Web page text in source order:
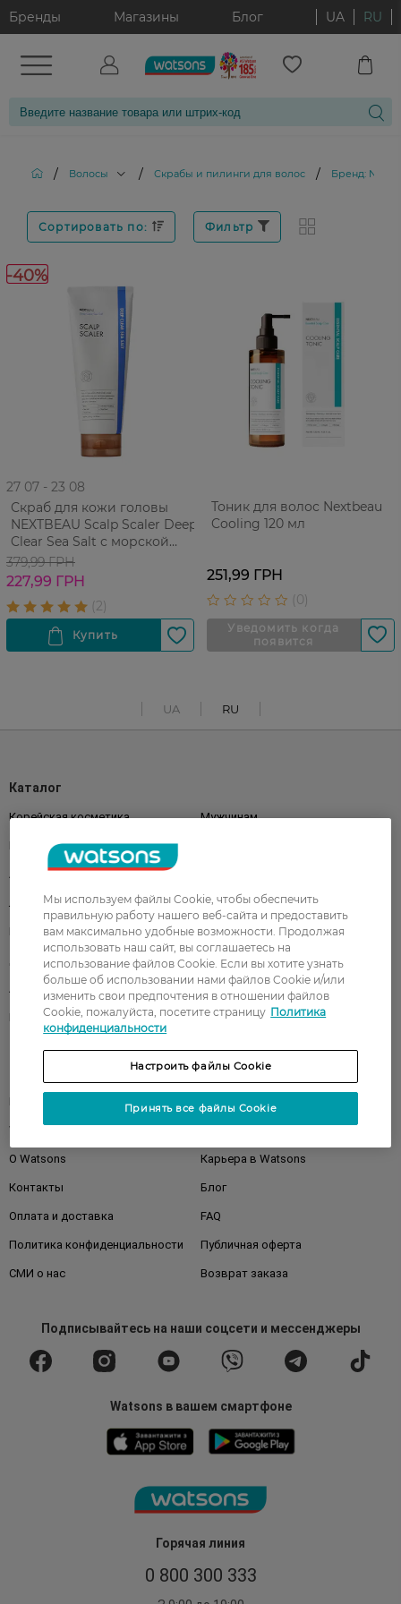
Бренды Магазины Блог UA RU
/ Волосы / Скрабы и пилинги для волос / Бренд:
Сортировать по: Фильтр
-40%
27 07 - 23 08
Скраб для кожи головы
NEXTBEAU Scalp Scaler Deep
Clear Sea Salt с морской
солью 200 мл
379,99 ГРН
227,99 ГРН
Тоник для волос Nextbeau
Cooling 120 мл
251,99 ГРН
UA RU
Горячая линия
0 800 300 333
Каталог
Корейская косметика Мужчинам
Парфюмерия
Акции
Лицо Тело
Подарки Детям
Волосы
Аксессуары Дерматокосметика
Бренды
Магазины
Watsons Club
О Watsons Карьера в Watsons
Контакты Блог
Оплата и доставка FAQ
Политика конфиденциальности Публичная оферта
СМИ о нас Возврат заказа
Подписывайтесьна наши соцсети и мессенджеры
Watsons в вашем смартфоне
Мы используем файлы Cookie, чтобы обеспечить
правильную работу нашего веб-сайта и предоставить
вам максимально удобные возможности. Продолжая
использовать наш сайт, вы соглашаетесь на
использование файлов Cookie. Если вы хотите узнать
больше об использовании нами файлов Cookie и/или
изменить свои предпочтения в отношении файлов
Cookie, пожалуйста, посетите страницу Политика
конфиденциальности
Настроить файлы Cookie
Принять все файлы Cookie